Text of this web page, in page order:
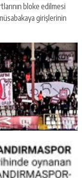
bloke edilmesi
girişlerinin